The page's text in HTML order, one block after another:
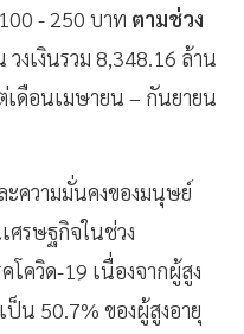
- 250 บาท ตามช่วง
งเงินรวม 8,348.16 ล้าน
เดือนเมษายน – กันยายน
ความมั่นคงของมนุษย์
ศรษฐกิจในช่วง
โควิด-19 เนื่องจากผู้สูง
ป็น 50.7% ของผู้สูงอายุ